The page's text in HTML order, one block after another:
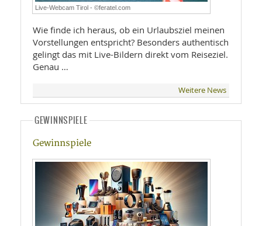
Live-Webcam Tirol - ©feratel.com
Wie finde ich heraus, ob ein Urlaubsziel meinen
Vorstellungen entspricht? Besonders authentisch
gelingt das mit Live-Bildern direkt vom Reiseziel.
Genau …
Weitere News
GEWINNSPIELE
Gewinnspiele